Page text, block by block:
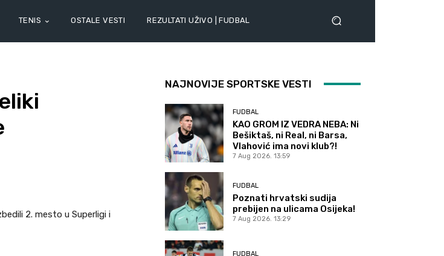
TENIS OSTALE VESTI REZULTATI UŽIVO | FUDBAL
2. mesto u Superligi i
NAJNOVIJE SPORTSKE VESTI
FUDBAL
KAO GROM IZ VEDRA NEBA: Ni
Bešiktaš, ni Real, ni Barsa,
Vlahović ima novi klub?!
7 Aug 2026. 13:59
FUDBAL
Poznati hrvatski sudija
prebijen na ulicama Osijeka!
7 Aug 2026. 13:29
FUDBAL